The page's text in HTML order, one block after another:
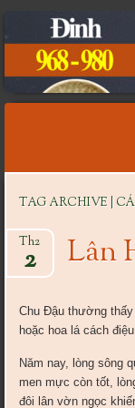
CỔ
content
TAG ARCHIVE | CÁ
Lân
Th2
2
Chu Đậu thường
hoặc hoa lá cách điệu..
Năm nay, lòng sông
men mực còn tốt,
đôi lân vờn ngọc